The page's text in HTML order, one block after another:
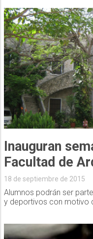
Inauguran
Facultad de
18 de septiembre de 2015
Alumnos podrán ser
y deportivos con motivo